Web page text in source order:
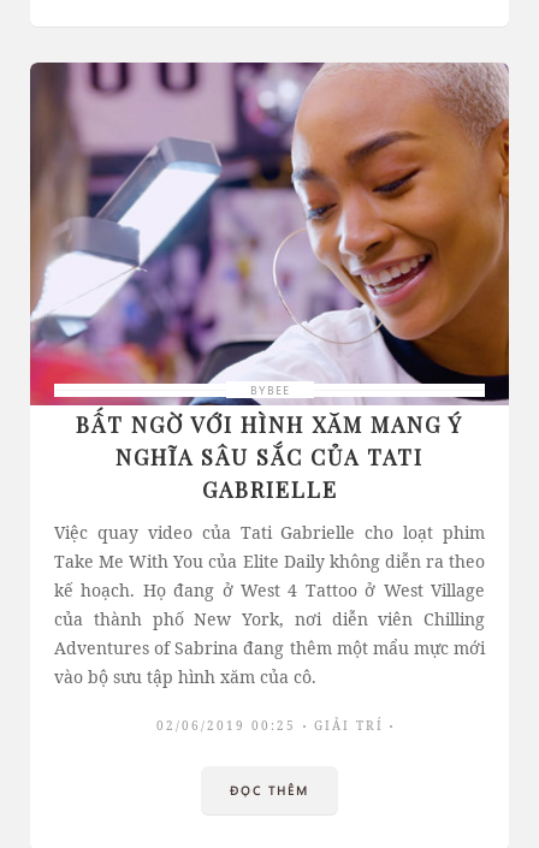
BYBEE
BẤT NGỜ VỚI HÌNH XĂM MANG Ý
NGHĨA SÂU SẮC CỦA TATI
GABRIELLE
Việc quay video của Tati Gabrielle cho loạt phim
Take Me With You của Elite Daily không diễn ra theo
kế hoạch. Họ đang ở West 4 Tattoo ở West Village
của thành phố New York, nơi diễn viên Chilling
Adventures of Sabrina đang thêm một mẩu mực mới
vào bộ sưu tập hình xăm của cô.
02/06/2019 00:25 GIẢI TRÍ
ĐỌC THÊM